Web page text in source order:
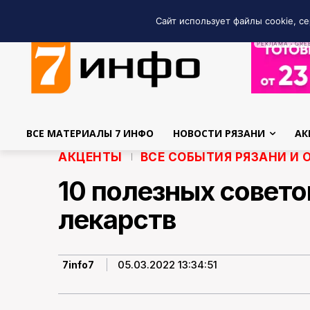
РЕКЛАМА •
ВСЕ МАТЕРИАЛЫ 7 ИНФО НОВОСТИ РЯЗАНИ
АКЦЕНТЫ ВСЕ СОБЫТИЯ РЯЗАНИ И
10 полезных
лекарств
7info7 05.03.2022 13:34:51
Сайт использует файлы cookie,